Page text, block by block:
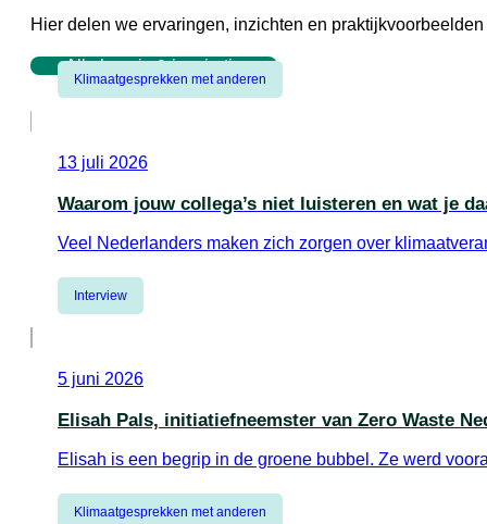
Hier delen we ervaringen, inzichten en
Alle kennis & inspiratie
Klimaatgesprekken met anderen
13 juli 2026
Waarom jouw collega’s niet luisteren en wat je
Veel Nederlanders maken zich zorgen over
Meer info
Interview
5 juni 2026
Elisah Pals, initiatiefneemster van Zero Waste
Elisah is een begrip in de groene bubbel. Ze werd
Meer info
Klimaatgesprekken met anderen